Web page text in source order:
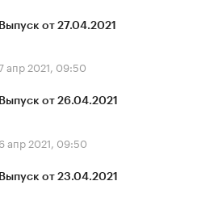
от 27.04.2021
апр 2021, 09:50
от 26.04.2021
апр 2021, 09:50
от 23.04.2021